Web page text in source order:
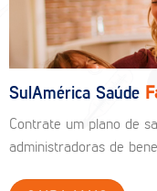
SulAmérica Saúde
Contrate um plano de
administradoras de